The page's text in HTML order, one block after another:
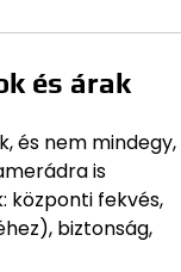
és árak
és nem mindegy,
is
központi fekvés,
biztonság,